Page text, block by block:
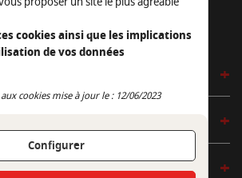
cookies ainsi que les implications
de vos données
cookies mise à jour le : 12/06/2023
Configurer
sans accepter